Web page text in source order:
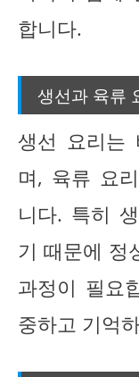
합니다.
생선과 육류
생선 요리는
며, 육류 요
니다. 특히
기 때문에 정
과정이 필요
중하고 기억